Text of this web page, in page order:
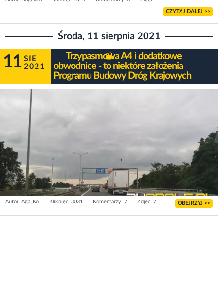
CZYTAJ DALEJ >>
Środa, 11 sierpnia 2021
11 SIE
2021
Trzypasmowa A4 i dodatkowe
obwodnice - to niektóre założenia
Programu Budowy Dróg Krajowych
Autor: Aga_Ko Kliknięć: 3031 Komentarzy: 7 Zdjęć: 7 OBEJRZYJ >>